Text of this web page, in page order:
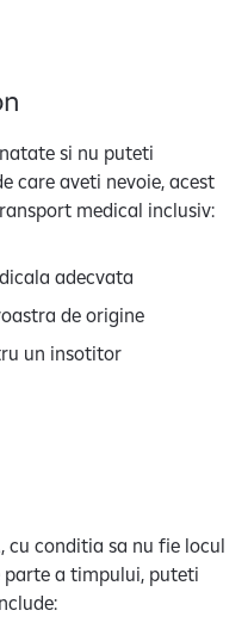
si nu puteti
care aveti nevoie, acest
medical inclusiv:
adecvata
de origine
un insotitor
cu conditia sa nu fie locul
parte a timpului, puteti